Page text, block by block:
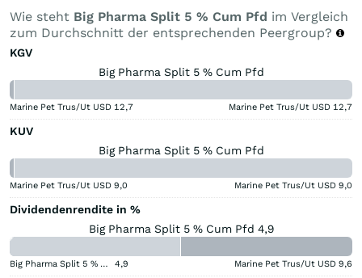
Wie steht Big Pharma Split 5 % Cum Pfd im Vergleich
zum Durchschnitt der entsprechenden Peergroup?
KGV
Big Pharma Split 5 % Cum Pfd
Marine Pet Trus/Ut USD 12,7 Marine Pet Trus/Ut USD 12,7
KUV
Big Pharma Split 5 % Cum Pfd
Marine Pet Trus/Ut USD 9,0 Marine Pet Trus/Ut USD 9,0
Dividendenrendite in %
Big Pharma Split 5 % Cum Pfd 4,9
Big Pharma Split 5 % Cum Pfd 4,9 Marine Pet Trus/Ut USD 9,6